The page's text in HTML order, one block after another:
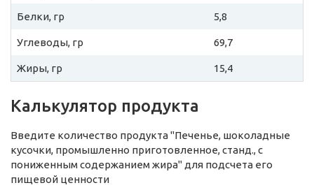
Белки, гр 5,8
Углеводы, гр 69,7
Жиры, гр 15,4
Калькулятор продукта
Введите количество продукта "Печенье, шоколадные
кусочки, промышленно приготовленное, станд., с
пониженным содержанием жира" для подсчета его
пищевой ценности